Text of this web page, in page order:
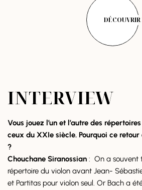
INTERVIEW
Vous jouez l’un et l’autre des
ceux du XXIe siècle. Pourquoi ce
?
Chouchane Siranossian : On a souvent
répertoire du violon avant Jean-
et Partitas pour violon seul. Or Bach a